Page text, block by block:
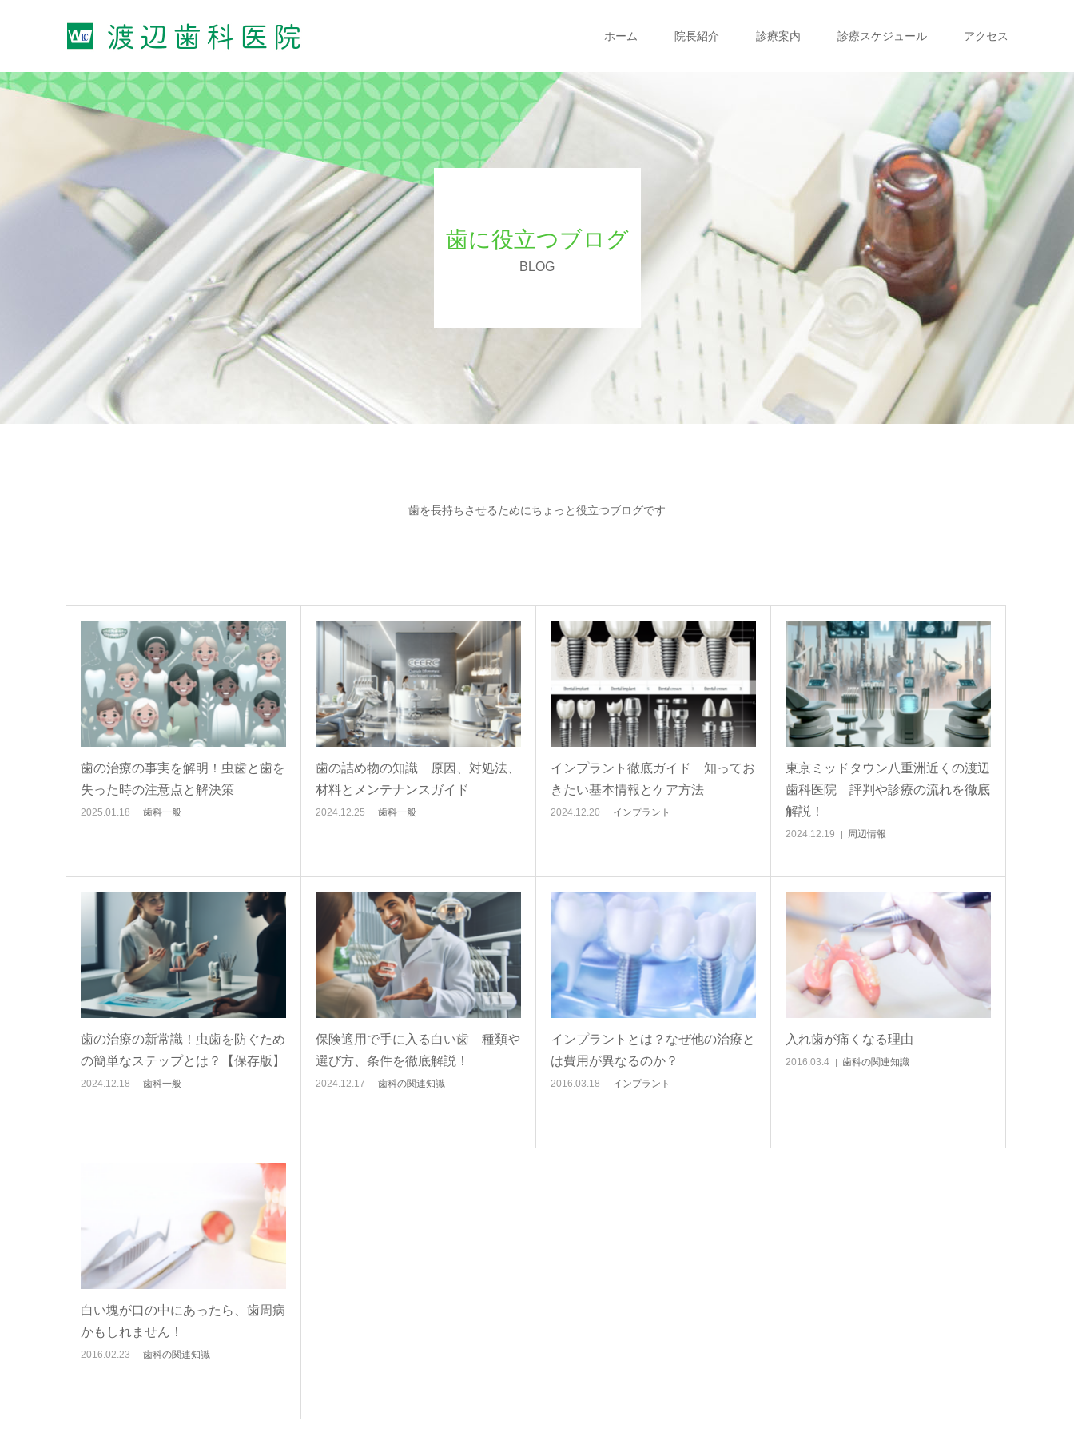
ホーム 院長紹介 診療案内 診療スケジュール アクセス
歯に役立つブログ
BLOG
歯を長持ちさせるためにちょっと役立つブログです
歯の治療の事実を解明！虫歯と歯を
失った時の注意点と解決策
2025.01.18 歯科一般
歯の詰め物の知識 原因、対処法、
材料とメンテナンスガイド
2024.12.25 歯科一般
インプラント徹底ガイド 知ってお
きたい基本情報とケア方法
2024.12.20 インプラント
東京ミッドタウン八重洲近くの渡辺
歯科医院 評判や診療の流れを徹底
解説！
2024.12.19 周辺情報
歯の治療の新常識！虫歯を防ぐため
の簡単なステップとは？【保存版】
2024.12.18 歯科一般
保険適用で手に入る白い歯 種類や
選び方、条件を徹底解説！
2024.12.17 歯科の関連知識
インプラントとは？なぜ他の治療と
は費用が異なるのか？
2016.03.18 インプラント
入れ歯が痛くなる理由
2016.03.4 歯科の関連知識
白い塊が口の中にあったら、歯周病
かもしれません！
2016.02.23 歯科の関連知識